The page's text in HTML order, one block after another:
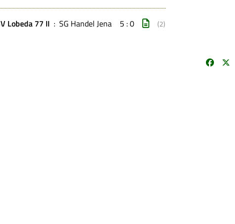
Lobeda 77 II : SG Handel Jena 5 : 0 (2)